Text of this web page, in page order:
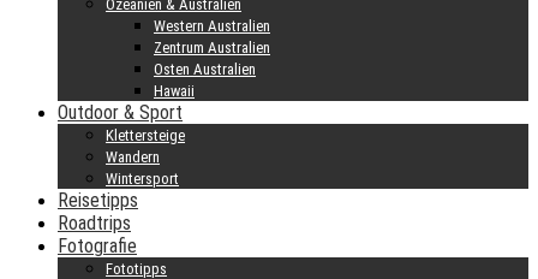
Ozeanien & Australien
Western Australien
Zentrum Australien
Osten Australien
Hawaii
Outdoor & Sport
Klettersteige
Wandern
Wintersport
Reisetipps
Roadtrips
Fotografie
Fototipps